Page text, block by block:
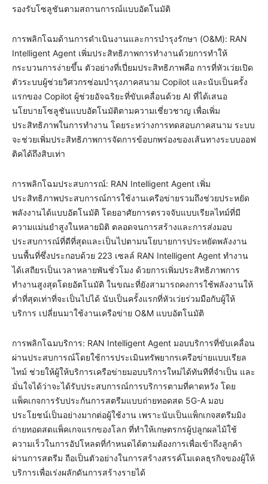
รองรับโซลูชันตามสถานการณ์แบบอัตโนมัติ
การพลิกโฉมด้านการดำเนินงานและการบำรุงรักษา (O&M): RAN
Intelligent Agent เพิ่มประสิทธิภาพการทำงานด้วยการทำให้
กระบวนการง่ายขึ้น ตัวอย่างที่เปี่ยมประสิทธิภาพคือ การที่หัวเว่ยเปิด
ตัวระบบผู้ช่วยวิศวกรซ่อมบำรุงภาคสนาม Copilot และนับเป็นครั้ง
แรกของ Copilot ผู้ช่วยอัจฉริยะที่ขับเคลื่อนด้วย AI ที่ได้เสนอ
นโยบายโซลูชันแบบอัตโนมัติตามความเชี่ยวชาญ เพื่อเพิ่ม
ประสิทธิภาพในการทำงาน โดยระหว่างการทดสอบภาคสนาม ระบบ
จะช่วยเพิ่มประสิทธิภาพการจัดการข้อบกพร่องของเส้นทางระบบออฟ
ติคได้ถึงสิบเท่า
การพลิกโฉมประสบการณ์: RAN Intelligent Agent เพิ่ม
ประสิทธิภาพประสบการณ์การใช้งานเครือข่ายรวมถึงช่วยประหยัด
พลังงานได้แบบอัตโนมัติ โดยอาศัยการตรวจจับแบบเรียลไทม์ที่มี
ความแม่นยำสูงในหลายมิติ ตลอดจนการสร้างและการส่งมอบ
ประสบการณ์ที่ดีที่สุดและเป็นไปตามนโยบายการประหยัดพลังงาน
บนพื้นที่ซึ่งประกอบด้วย 223 เซลล์ RAN Intelligent Agent ทำงาน
ได้เสถียรเป็นเวลาหลายพันชั่วโมง ด้วยการเพิ่มประสิทธิภาพการ
ทำงานสูงสุดโดยอัตโนมัติ ในขณะที่ยังสามารถคงการใช้พลังงานให้
ต่ำที่สุดเท่าที่จะเป็นไปได้ นับเป็นครั้งแรกที่หัวเว่ยร่วมมือกับผู้ให้
บริการ เปลี่ยนมาใช้งานเครือข่าย O&M แบบอัตโนมัติ
การพลิกโฉมบริการ: RAN Intelligent Agent มอบบริการที่ขับเคลื่อน
ผ่านประสบการณ์โดยใช้การประเมินทรัพยากรเครือข่ายแบบเรียล
ไทม์ ช่วยให้ผู้ให้บริการเครือข่ายมอบบริการใหม่ได้ทันทีที่จำเป็น และ
มั่นใจได้ว่าจะได้รับประสบการณ์การบริการตามที่คาดหวัง โดย
แพ็คเกจการรับประกันการสตรีมแบบถ่ายทอดสด 5G-A มอบ
ประโยชน์เป็นอย่างมากต่อผู้ใช้งาน เพราะนับเป็นแพ็กเกจสตรีมมิง
ถ่ายทอดสดแพ็คเกจแรกของโลก ที่ทำให้เกษตรกรผู้ปลูกผลไม้ใช้
ความเร็วในการอัปโหลดที่กำหนดได้ตามต้องการเพื่อเข้าถึงลูกค้า
ผ่านการสตรีม ถือเป็นตัวอย่างในการสร้างสรรค์โมเดลธุรกิจของผู้ให้
บริการเพื่อเร่งผลักดันการสร้างรายได้